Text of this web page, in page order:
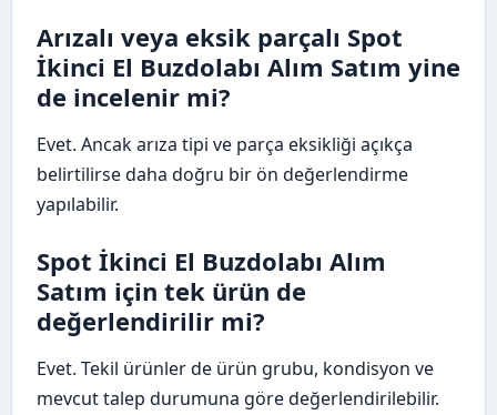
Arızalı veya eksik parçalı Spot
İkinci El Buzdolabı Alım Satım yine
de incelenir mi?
Evet. Ancak arıza tipi ve parça eksikliği açıkça
belirtilirse daha doğru bir ön değerlendirme
yapılabilir.
Spot İkinci El Buzdolabı Alım
Satım için tek ürün de
değerlendirilir mi?
Evet. Tekil ürünler de ürün grubu, kondisyon ve
mevcut talep durumuna göre değerlendirilebilir.